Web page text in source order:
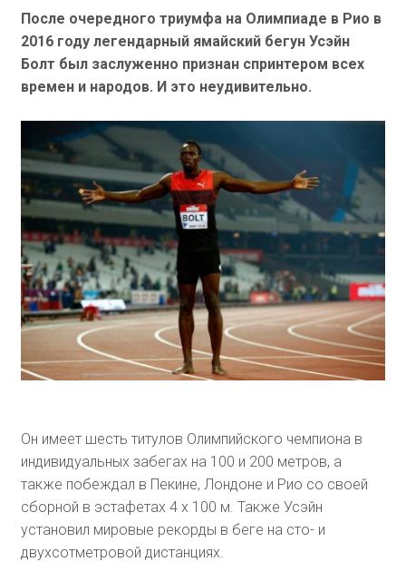
После очередного триумфа на Олимпиаде в Рио в
2016 году легендарный ямайский бегун Усэйн
Болт был заслуженно признан спринтером всех
времен и народов. И это неудивительно.
Он имеет шесть титулов Олимпийского чемпиона в
индивидуальных забегах на 100 и 200 метров, а
также побеждал в Пекине, Лондоне и Рио со своей
сборной в эстафетах 4 х 100 м. Также Усэйн
установил мировые рекорды в беге на сто- и
двухсотметровой дистанциях.